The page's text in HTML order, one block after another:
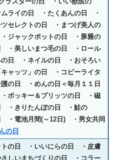
ライの日 ・たくあんの日 ・
セレクトの日 ・まつげ美人の
ジャックポットの日 ・豚饅の
・美しいまつ毛の日 ・ロール
日 ・ネイルの日 ・おそろい
ャッツ」の日 ・コピーライタ
の日 ・めんの日＜毎月１１日
ポッキー＆プリッツの日 ・磁
・きりたんぽの日 ・鮭の
・電池月間(～12日) ・男女共同
の日
の日 ・いいにらの日 ・皮膚
しいまちづくりの日 ・コラー